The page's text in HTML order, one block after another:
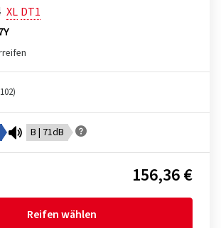
XL DT1
B | 71dB
156,36 €
Reifen wählen